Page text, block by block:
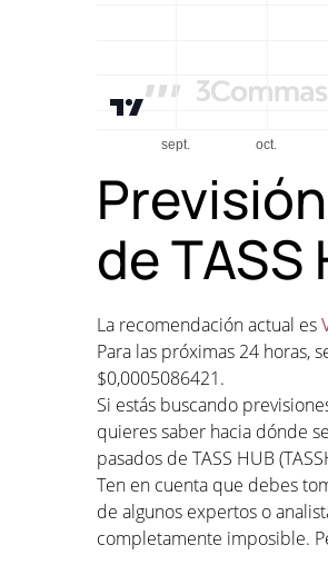
de TASS
La recomendación actual es
Para las próximas 24 horas,
$0,0005086421.
Si estás buscando
quieres saber hacia dónde
pasados de TASS HUB
Ten en cuenta que debes
de algunos expertos o
completamente imposible.